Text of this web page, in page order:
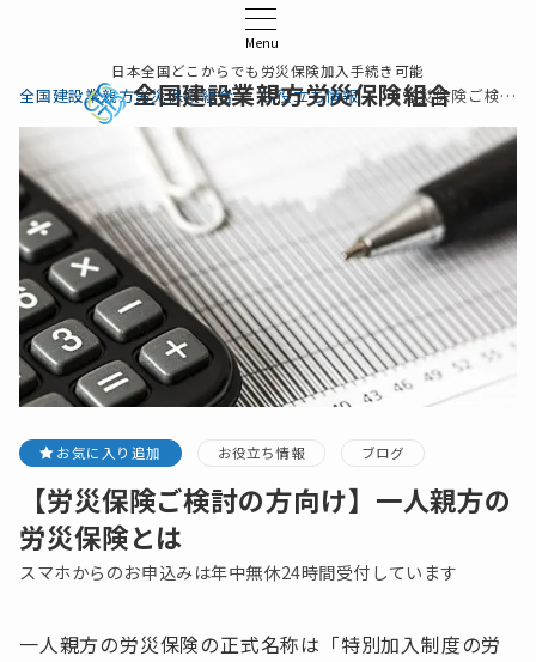
Menu
日本全国どこからでも労災保険加入手続き可能
全国建設業親方労災保険組合
全国建設業親方労災保険組合 お役立ち情報 【労災保険ご検討の方向け】一人親方の労災保険とは
お気に入り追加 お役立ち情報 ブログ
【労災保険ご検討の方向け】一人親方の
労災保険とは
スマホからのお申込みは年中無休24時間受付しています
一人親方の労災保険の正式名称は「特別加入制度の労